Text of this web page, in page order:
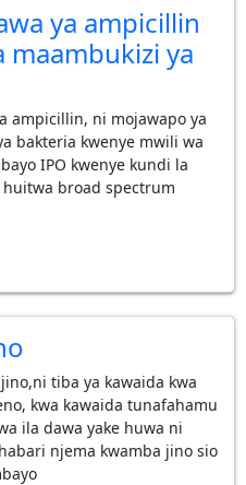
ya ampicillin
maambukizi ya
ampicillin, ni mojawapo ya
bakteria kwenye mwili wa
IPO kwenye kundi la
broad spectrum
tiba ya kawaida kwa
kwa kawaida tunafahamu
ila dawa yake huwa ni
njema kwamba jino sio